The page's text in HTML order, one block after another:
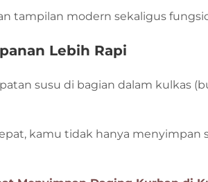
tampilan modern sekaligus
Lebih Rapi
susu di bagian dalam kulkas
kamu tidak hanya